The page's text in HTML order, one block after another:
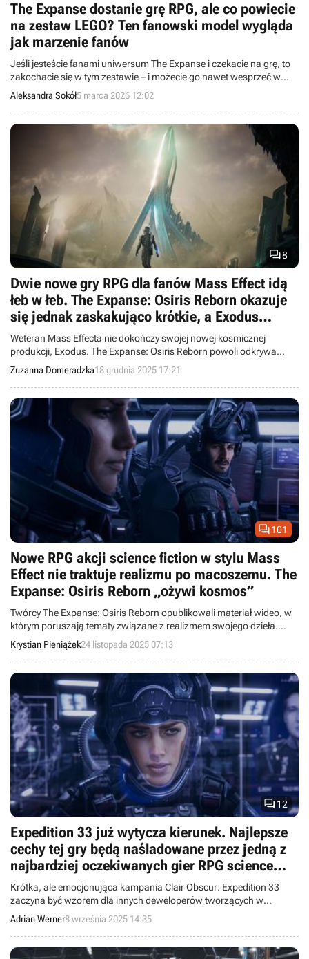
The Expanse dostanie grę RPG, ale co powiecie
na zestaw LEGO? Ten fanowski model wygląda
jak marzenie fanów
Jeśli jesteście fanami uniwersum The Expanse i czekacie na grę, to
zakochacie się w tym zestawie – i możecie go nawet wesprzeć w
konkursie Ideas.
Aleksandra Sokół5 marca 2026 12:02
8
Dwie nowe gry RPG dla fanów Mass Effect idą
łeb w łeb. The Expanse: Osiris Reborn okazuje
się jednak zaskakująco krótkie, a Exodus
stracił weterana
Weteran Mass Effecta nie dokończy swojej nowej kosmicznej
produkcji, Exodus. The Expanse: Osiris Reborn powoli odkrywa
swoje karty.
Zuzanna Domeradzka18 grudnia 2025 17:21
101
Nowe RPG akcji science fiction w stylu Mass
Effect nie traktuje realizmu po macoszemu. The
Expanse: Osiris Reborn „ożywi kosmos”
Twórcy The Expanse: Osiris Reborn opublikowali materiał wideo, w
którym poruszają tematy związane z realizmem swojego dzieła.
Choć nie będziemy mieć do czynienia z symulacją, autorzy
przywiązują wagę do detali.
Krystian Pieniążek24 listopada 2025 07:13
12
Expedition 33 już wytycza kierunek. Najlepsze
cechy tej gry będą naśladowane przez jedną z
najbardziej oczekiwanych gier RPG science
fiction
Krótka, ale emocjonująca kampania Clair Obscur: Expedition 33
zaczyna być wzorem dla innych deweloperów tworzących w
gatunku RPG.
Adrian Werner8 września 2025 14:35